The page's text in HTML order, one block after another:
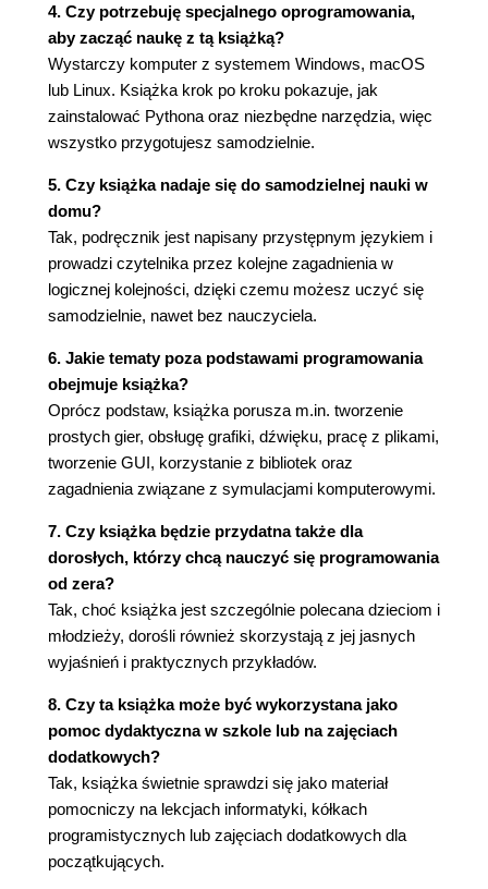
Na skróty - range() (82)
Kwestia stylu - nazywanie zmiennych w pętli (84)
Zliczanie z określonym krokiem (87)
Zliczanie bez użycia liczb (89)
Jeśli już o tym mówimy... (89)
Opuszczanie pętli - break i continue (90)
9. Tylko dla Ciebie - komentarze (94)
Dodawanie komentarzy (94)
Komentarze jednowierszowe (95)
Komentarze na końcu wiersza (95)
Komentarze wielowierszowe (96)
Łańcuchy znakowe z potrójnymi cudzysłowami
(96)
Styl komentarzy (97)
Komentarze zamieszczone w tej książce (97)
Komentowanie instrukcji (98)
10. Zagrajmy (99)
Narciarz (Skier) (99)
11. Pętle zagnieżdżone i pętle zmienne (104)
Pętle zagnieżdżone (104)
Pętle zmienne (106)
Zmienne pętle zagnieżdżone (107)
Jeszcze więcej zmiennych pętli zagnieżdżonych
(108)
Obliczanie kalorii (113)
12. Gromadzenie danych - listy i słowniki (117)
Czym jest lista? (117)
Tworzenie listy (118)
Dodawanie elementów do listy (118)
Co oznacza kropka? (119)
4. Czy potrzebuję specjalnego oprogramowania,
aby zacząć naukę z tą książką?
Wystarczy komputer z systemem Windows, macOS
lub Linux. Książka krok po kroku pokazuje, jak
zainstalować Pythona oraz niezbędne narzędzia, więc
wszystko przygotujesz samodzielnie.
5. Czy książka nadaje się do samodzielnej nauki w
domu?
Tak, podręcznik jest napisany przystępnym językiem i
prowadzi czytelnika przez kolejne zagadnienia w
logicznej kolejności, dzięki czemu możesz uczyć się
samodzielnie, nawet bez nauczyciela.
6. Jakie tematy poza podstawami programowania
obejmuje książka?
Oprócz podstaw, książka porusza m.in. tworzenie
prostych gier, obsługę grafiki, dźwięku, pracę z plikami,
tworzenie GUI, korzystanie z bibliotek oraz
zagadnienia związane z symulacjami komputerowymi.
7. Czy książka będzie przydatna także dla
dorosłych, którzy chcą nauczyć się programowania
od zera?
Tak, choć książka jest szczególnie polecana dzieciom i
młodzieży, dorośli również skorzystają z jej jasnych
wyjaśnień i praktycznych przykładów.
8. Czy ta książka może być wykorzystana jako
pomoc dydaktyczna w szkole lub na zajęciach
dodatkowych?
Tak, książka świetnie sprawdzi się jako materiał
pomocniczy na lekcjach informatyki, kółkach
programistycznych lub zajęciach dodatkowych dla
początkujących.